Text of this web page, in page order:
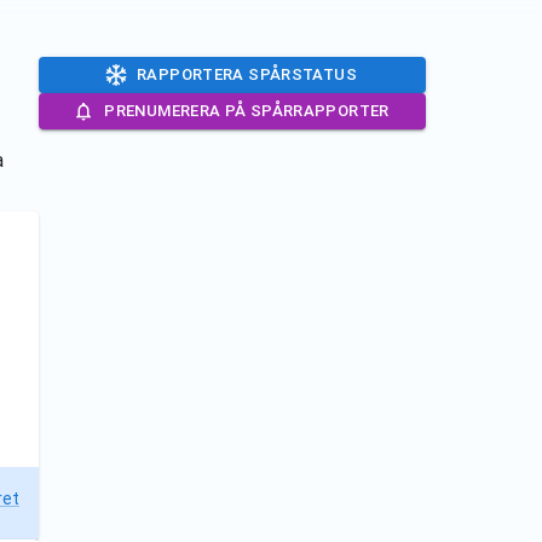
RAPPORTERA SPÅRSTATUS
PRENUMERERA PÅ SPÅRRAPPORTER